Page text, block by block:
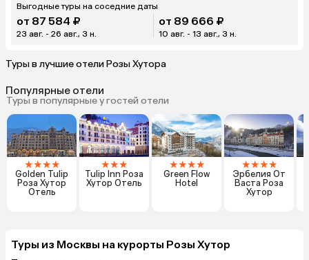
Выгодные туры на соседние даты
от 87 584 ₽
23 авг. - 26 авг., 3 н.
от 89 666 ₽
10 авг. - 13 авг., 3 н.
Туры в лучшие отели Розы Хутора
Популярные отели
Туры в популярные у гостей отели
★★★★
Golden Tulip
Роза Хутор
Отель
★★★
Tulip Inn Роза
Хутор Отель
★★★★
Green Flow
Hotel
★★★★
Эрбелия От
Васта Роза
Хутор
Туры из Москвы на курорты Розы Хутор